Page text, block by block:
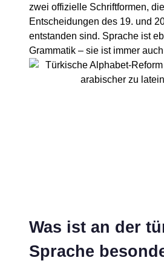
zwei offizielle Schriftformen,
Entscheidungen des 19. und
entstanden sind. Sprache ist
Grammatik – sie ist immer
Was ist an der
Sprache